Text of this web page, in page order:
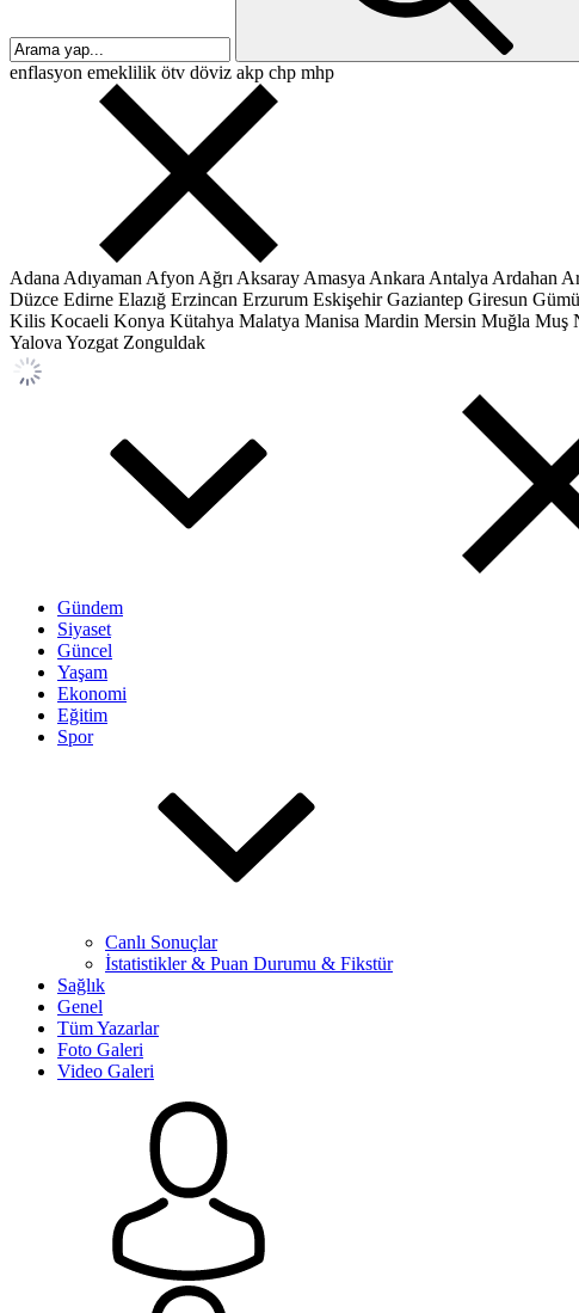
enflasyon emeklilik ötv döviz akp chp mhp
Adana Adıyaman Afyon Ağrı Aksaray Amasya Ankara Antalya Ardahan
Düzce Edirne Elazığ Erzincan Erzurum Eskişehir Gaziantep Giresun
Kilis Kocaeli Konya Kütahya Malatya Manisa Mardin Mersin Muğla Muş
Yalova Yozgat Zonguldak
Gündem
Siyaset
Güncel
Yaşam
Ekonomi
Eğitim
Spor
Canlı Sonuçlar
İstatistikler & Puan Durumu & Fikstür
Sağlık
Genel
Tüm Yazarlar
Foto Galeri
Video Galeri